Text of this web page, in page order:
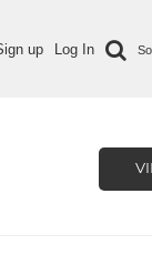
up Log In